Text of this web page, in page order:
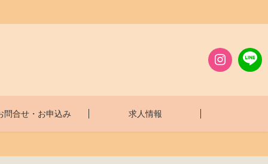
問合せ・お申込み 求人情報